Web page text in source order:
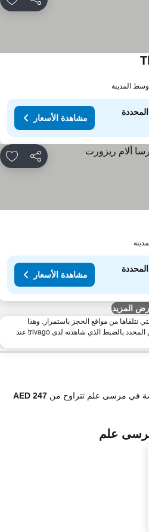
مشاركة
مشاهدة الأسعار
مشاركة
مشاهدة الأسعار
المزيد
نتلقاها من مواقع الحجز باستمرار. وهذا
يعني أنك قد لا تجد أحيانًا العرض المحدد بالضبط الذي شاهدته لدى trivago عند
في مرسى علم تتراوح من
علم